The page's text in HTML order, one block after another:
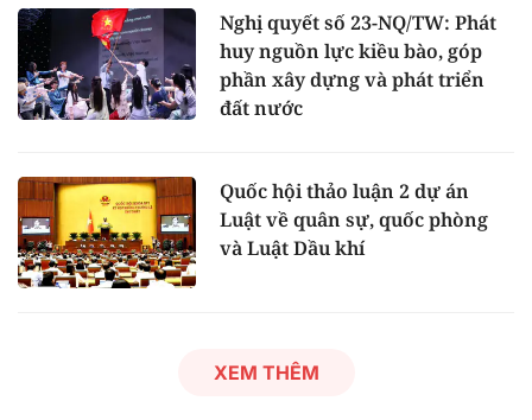
Nghị quyết số 23-NQ/TW: Phát
huy nguồn lực kiều bào, góp
phần xây dựng và phát triển
đất nước
Quốc hội thảo luận 2 dự án
Luật về quân sự, quốc phòng
và Luật Dầu khí
XEM THÊM